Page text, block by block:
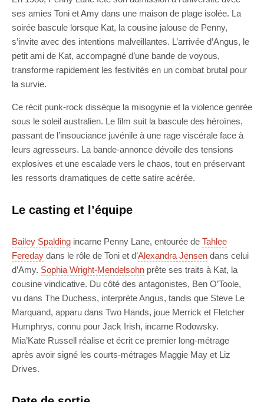
ses amies Toni et Amy dans une maison de plage isolée. La
soirée bascule lorsque Kat, la cousine jalouse de Penny,
s’invite avec des intentions malveillantes. L’arrivée d’Angus, le
petit ami de Kat, accompagné d’une bande de voyous,
transforme rapidement les festivités en un combat brutal pour
la survie.
Ce récit punk-rock dissèque la misogynie et la violence genrée
sous le soleil australien. Le film suit la bascule des héroïnes,
passant de l’insouciance juvénile à une rage viscérale face à
leurs agresseurs. La bande-annonce dévoile des tensions
explosives et une escalade vers le chaos, tout en préservant
les ressorts dramatiques de cette satire acérée.
Le casting et l’équipe
Bailey Spalding incarne Penny Lane, entourée de Tahlee
Fereday dans le rôle de Toni et d’Alexandra Jensen dans celui
d’Amy. Sophia Wright-Mendelsohn prête ses traits à Kat, la
cousine vindicative. Du côté des antagonistes, Ben O’Toole,
vu dans The Duchess, interprète Angus, tandis que Steve Le
Marquand, apparu dans Two Hands, joue Merrick et Fletcher
Humphrys, connu pour Jack Irish, incarne Rodowsky.
Mia’Kate Russell réalise et écrit ce premier long-métrage
après avoir signé les courts-métrages Maggie May et Liz
Drives.